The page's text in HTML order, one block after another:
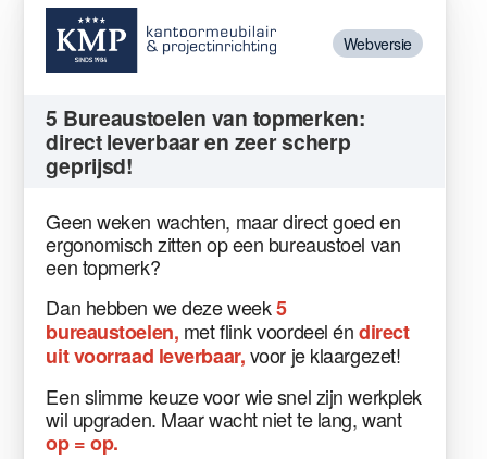
Webversie
5 Bureaustoelen van topmerken:
direct leverbaar en zeer scherp
geprijsd!
Geen weken wachten, maar direct goed en
ergonomisch zitten op een bureaustoel van
een topmerk?
Dan hebben we deze week5
bureaustoelen, met flink voordeel éndirect
uit voorraad leverbaar,voor je klaargezet!
Een slimme keuze voor wie snel zijn werkplek
wil upgraden. Maar wacht niet te lang, want
op = op.